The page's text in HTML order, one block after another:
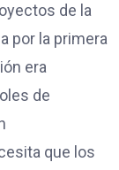
de la
por la primera
era
de
que los